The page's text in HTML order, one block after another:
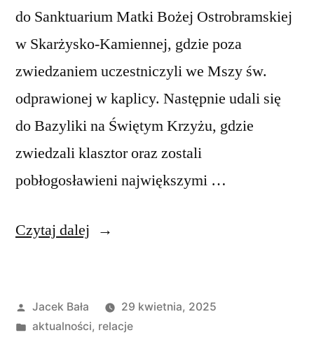
do Sanktuarium Matki Bożej Ostrobramskiej
w Skarżysko-Kamiennej, gdzie poza
zwiedzaniem uczestniczyli we Mszy św.
odprawionej w kaplicy. Następnie udali się
do Bazyliki na Świętym Krzyżu, gdzie
zwiedzali klasztor oraz zostali
pobłogosławieni największymi …
Czytaj dalej „Pielgrzymka
nie
Opublikowane
przez
Jacek Bała
29 kwietnia, 2025
Opublikowano
aktualności, relacje